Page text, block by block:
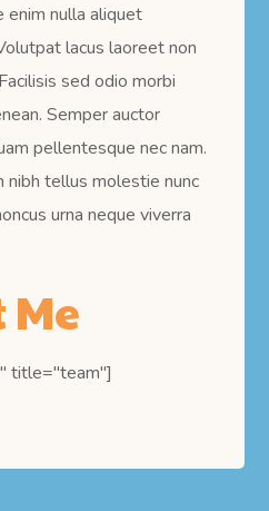
nulla aliquet
lacus laoreet non
sed odio morbi
Semper auctor
pellentesque nec nam.
tellus molestie nunc
urna neque viverra
title="team"]